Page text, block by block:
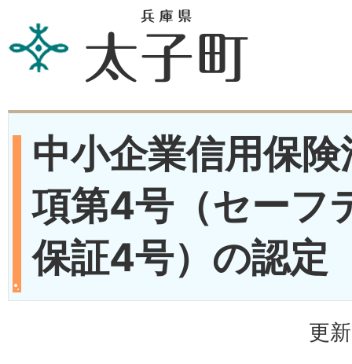
中小企業信用保
項第4号（セーフ
保証4号）の認定
更